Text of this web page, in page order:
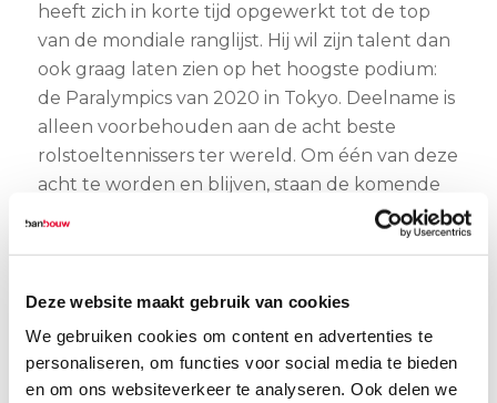
Deze website maakt gebruik van cookies
We gebruiken cookies om content en advertenties te
personaliseren, om functies voor social media te bieden
en om ons websiteverkeer te analyseren. Ook delen we
heeft zich in korte tijd opgewerkt tot de top
van de mondiale ranglijst. Hij wil zijn talent dan
ook graag laten zien op het hoogste podium:
de Paralympics van 2020 in Tokyo. Deelname is
alleen voorbehouden aan de acht beste
rolstoeltennissers ter wereld. Om één van deze
acht te worden en blijven, staan de komende
wereldwijd – en het reizen daarnaartoe – kost
ontzettend veel geld.
Wij helpen Niels graag om zijn ultieme doel te
bereiken. Voor iedere podiumplek op een